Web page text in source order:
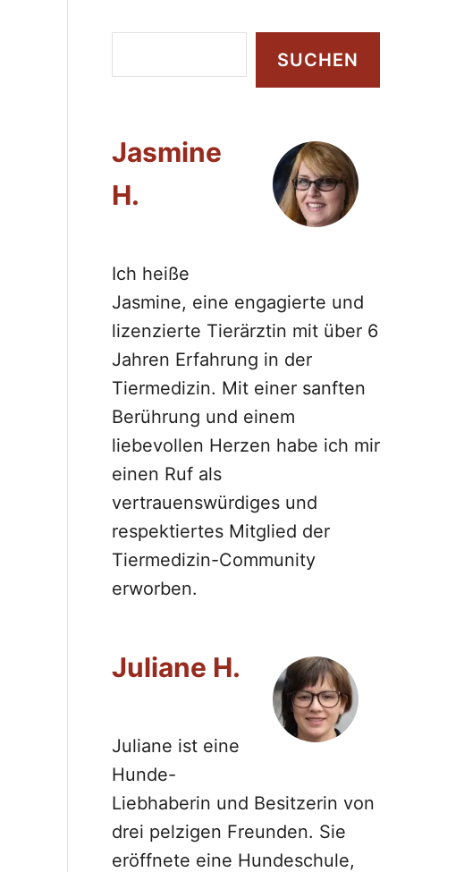
u
e
n
SUCHEN
Jasmine
H.
Ich heiße
Jasmine, eine engagierte und
lizenzierte Tierärztin mit über 6
Jahren Erfahrung in der
Tiermedizin. Mit einer sanften
Berührung und einem
liebevollen Herzen habe ich mir
einen Ruf als
vertrauenswürdiges und
respektiertes Mitglied der
Tiermedizin-Community
erworben.
Juliane H.
Juliane ist eine
Hunde-
Liebhaberin und Besitzerin von
drei pelzigen Freunden. Sie
eröffnete eine Hundeschule,